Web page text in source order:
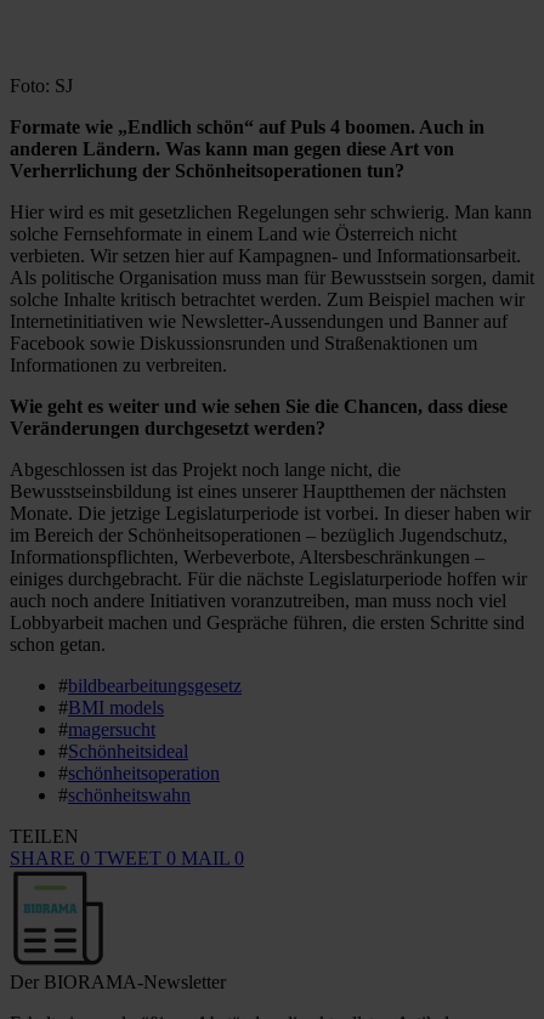
Foto: SJ
Formate wie „Endlich schön“ auf Puls 4 boomen. Auch in
anderen Ländern. Was kann man gegen diese Art von
Verherrlichung der Schönheitsoperationen tun?
Hier wird es mit gesetzlichen Regelungen sehr schwierig. Man kann
solche Fernsehformate in einem Land wie Österreich nicht
verbieten. Wir setzen hier auf Kampagnen- und Informationsarbeit.
Als politische Organisation muss man für Bewusstsein sorgen, damit
solche Inhalte kritisch betrachtet werden. Zum Beispiel machen wir
Internetinitiativen wie Newsletter-Aussendungen und Banner auf
Facebook sowie Diskussionsrunden und Straßenaktionen um
Informationen zu verbreiten.
Wie geht es weiter und wie sehen Sie die Chancen, dass diese
Veränderungen durchgesetzt werden?
Abgeschlossen ist das Projekt noch lange nicht, die
Bewusstseinsbildung ist eines unserer Hauptthemen der nächsten
Monate. Die jetzige Legislaturperiode ist vorbei. In dieser haben wir
im Bereich der Schönheitsoperationen – bezüglich Jugendschutz,
Informationspflichten, Werbeverbote, Altersbeschränkungen –
einiges durchgebracht. Für die nächste Legislaturperiode hoffen wir
auch noch andere Initiativen voranzutreiben, man muss noch viel
Lobbyarbeit machen und Gespräche führen, die ersten Schritte sind
schon getan.
#bildbearbeitungsgesetz
#BMI models
#magersucht
#Schönheitsideal
#schönheitsoperation
#schönheitswahn
TEILEN
SHARE 0 TWEET 0 MAIL 0
Der BIORAMA-Newsletter